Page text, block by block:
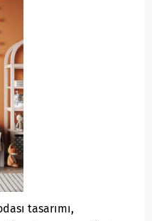
tasarımı,